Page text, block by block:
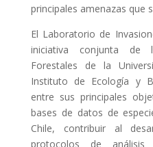
principales amenazas que
El Laboratorio de
iniciativa conjunta de
Forestales de la
Instituto de Ecología y
entre sus principales
bases de datos de
Chile, contribuir al
protocolos de